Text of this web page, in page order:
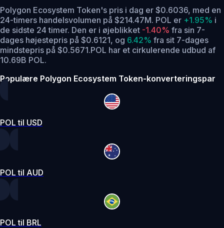
Polygon Ecosystem Token's pris i dag er $0.6036, med en
24-timers handelsvolumen på $214.47M. POL er +1.95% i
de sidste 24 timer. Den er i øjeblikket -1.40% fra sin 7-
dages højestepris på $0.6121, og 6.42% fra sit 7-dages
mindstepris på $0.5671.POL har et cirkulerende udbud af
10.69B POL.
Populære Polygon Ecosystem Token-konverteringspar
POL til USD
POL til AUD
POL til BRL